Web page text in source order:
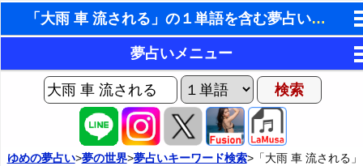
「大雨 車 流される」の１単語を含む夢占い検索結果
東洋・西洋占星術
ホラリー占星術
手相占いで未来診断
タロットカードで無料占い
夢占いメニュー
AIゆめの夢占いチャット
ヨセフの夢占い
夢占い掲示板
ゆめの夢占い>夢の世界>夢占いキーワード検索>「大雨 車 流される」